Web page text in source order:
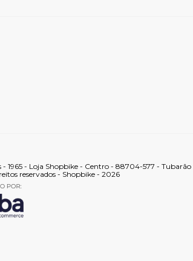
1965 - Loja Shopbike - Centro - 88704-577 - Tubarão
reservados - Shopbike - 2026